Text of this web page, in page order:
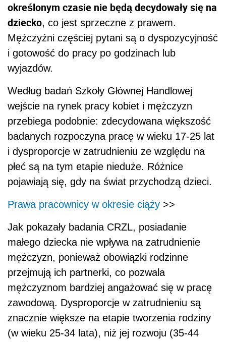
określonym czasie nie będą decydowały się na
dziecko, co jest sprzeczne z prawem.
Mężczyźni częściej pytani są o dyspozycyjność
i gotowość do pracy po godzinach lub
wyjazdów.
Według badań Szkoły Głównej Handlowej
wejście na rynek pracy kobiet i mężczyzn
przebiega podobnie: zdecydowana większość
badanych rozpoczyna pracę w wieku 17-25 lat
i dysproporcje w zatrudnieniu ze względu na
płeć są na tym etapie nieduże. Różnice
pojawiają się, gdy na świat przychodzą dzieci.
Prawa pracownicy w okresie ciąży >>
Jak pokazały badania CRZL, posiadanie
małego dziecka nie wpływa na zatrudnienie
mężczyzn, ponieważ obowiązki rodzinne
przejmują ich partnerki, co pozwala
mężczyznom bardziej angażować się w pracę
zawodową. Dysproporcje w zatrudnieniu są
znacznie większe na etapie tworzenia rodziny
(w wieku 25-34 lata), niż jej rozwoju (35-44